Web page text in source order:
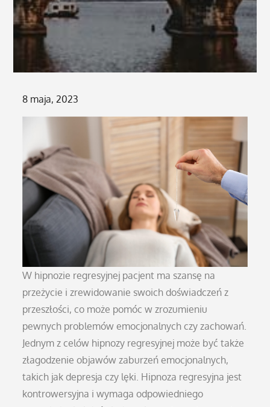
Posted
on
8 maja, 2023
W hipnozie regresyjnej pacjent ma szansę na
przeżycie i zrewidowanie swoich doświadczeń z
przeszłości, co może pomóc w zrozumieniu
pewnych problemów emocjonalnych czy zachowań.
Jednym z celów hipnozy regresyjnej może być także
złagodzenie objawów zaburzeń emocjonalnych,
takich jak depresja czy lęki. Hipnoza regresyjna jest
kontrowersyjna i wymaga odpowiedniego